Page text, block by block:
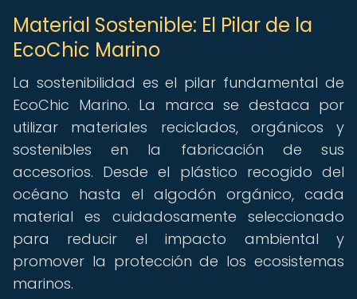
Material Sostenible: El Pilar de la
EcoChic Marino
La sostenibilidad es el pilar fundamental de
EcoChic Marino. La marca se destaca por
utilizar materiales reciclados, orgánicos y
sostenibles en la fabricación de sus
accesorios. Desde el plástico recogido del
océano hasta el algodón orgánico, cada
material es cuidadosamente seleccionado
para reducir el impacto ambiental y
promover la protección de los ecosistemas
marinos.